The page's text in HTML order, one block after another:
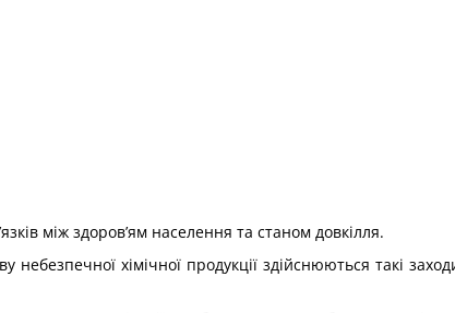
між здоров’ям населення та станом довкілля.
хімічної продукції здійснюються такі